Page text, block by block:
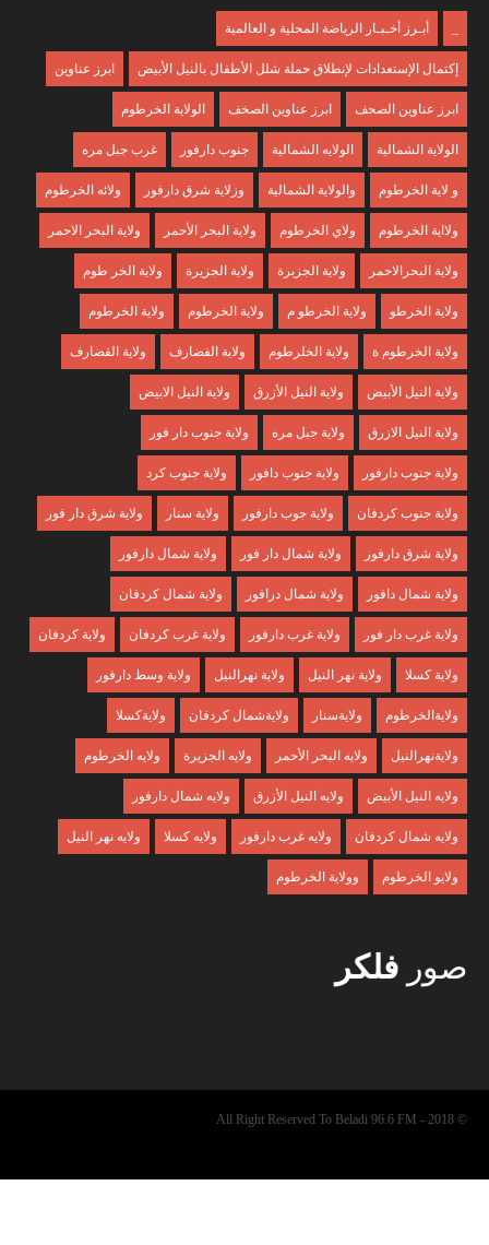
أبـرز أخـبـار الرياضة المحلية و العالمية
إكتمال الإستعدادات لإنطلاق حملة شلل الأطفال بالنيل الأبيض ابرز عناوين
ابرز عناوين الصحف ابرز عناوين الصخف الولاية الخرطوم
الولاية الشمالية الولايه الشمالية جنوب دارفور غرب جبل مره
و لاية الخرطوم والولاية الشمالية وزلاية شرق دارفور ولائه الخرطوم
ولااية الخرطوم ولاي الخرطوم ولاية البحر الأحمر ولاية البحر الاحمر
ولاية البحرالاحمر ولاية الجزبرة ولاية الجزيرة ولاية الخر طوم
ولاية الخرطو ولاية الخرطو م ولاية الخرطوم ولاية الخرطوم
ولاية الخرطوم ة ولاية الخلرطوم ولاية الفضارف ولاية القضارف
ولاية النيل الأبيض ولاية النيل الأزرق ولاية النيل الابيض
ولاية النيل الازرق ولاية جبل مره ولاية جنوب دار فور
ولاية جنوب دارفور ولاية جنوب دافور ولاية جنوب كرد
ولاية جنوب كردفان ولاية جوب دارفور ولاية سنار ولاية شرق دار فور
ولاية شرق دارفور ولاية شمال دار فور ولاية شمال دارفور
ولاية شمال دافور ولاية شمال درافور ولاية شمال كردفان
ولاية غرب دار فور ولاية غرب دارفور ولاية غرب كردفان ولاية كردفان
ولاية كسلا ولاية نهر النيل ولاية نهرالنيل ولاية وسط دارفور
ولايةالخرطوم ولايةسنار ولايةشمال كردفان ولايةكسلا
ولايةنهرالنيل ولايه البحر الأحمر ولايه الجزيرة ولايه الخرطوم
ولايه النيل الأبيض ولايه النيل الأزرق ولايه شمال دارفور
ولايه شمال كردفان ولايه غرب دارفور ولايه كسلا ولايه نهر النيل
ولايو الخرطوم وولاية الخرطوم
صور فلكر
© 2018 - All Right Reserved To Beladi 96.6 FM